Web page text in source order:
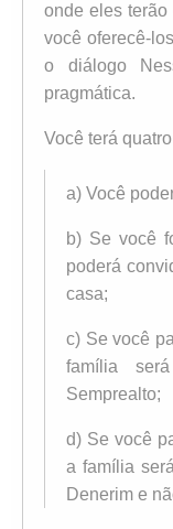
onde eles terão
você oferecê-
o diálogo
pragmática.
Você terá
a) Você
b) Se você
poderá
casa;
c) Se você
família
Semprealto;
d) Se você
a família
Denerim e